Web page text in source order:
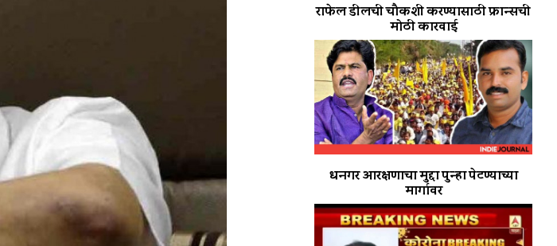
राफेल डीलची चौकशी करण्यासाठी फ्रान्सची
मोठी कारवाई
धनगर आरक्षणाचा मुद्दा पुन्हा पेटण्याच्या
मार्गावर